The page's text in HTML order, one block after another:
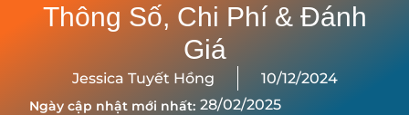
Thông Số, Chi Phí & Đánh
Giá
Jessica Tuyết Hồng 10/12/2024
Ngày cập nhật mới nhất: 28/02/2025